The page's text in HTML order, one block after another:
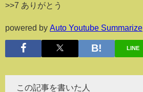
>>7 ありがとう
powered by Auto Youtube Summarize
LINE
この記事を書いた人